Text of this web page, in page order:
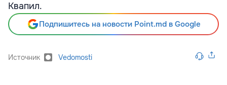
Квапил.
Подпишитесь на новости Point.md в Google
Источник Vedomosti